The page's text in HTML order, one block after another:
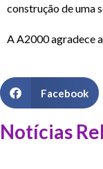
construção de uma
A A2000 agradece
Facebook
Notícias